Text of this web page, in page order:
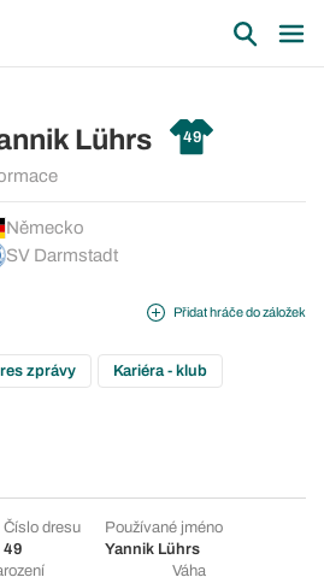
Lührs 49
Německo
SV Darmstadt
Přidat hráče do záložek
zprávy Kariéra - klub
Číslo dresu
49
Používané jméno
Yannik Lührs
Váha